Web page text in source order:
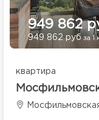
949 862
949 862 рубза 1
квартира
Мосфильмовская